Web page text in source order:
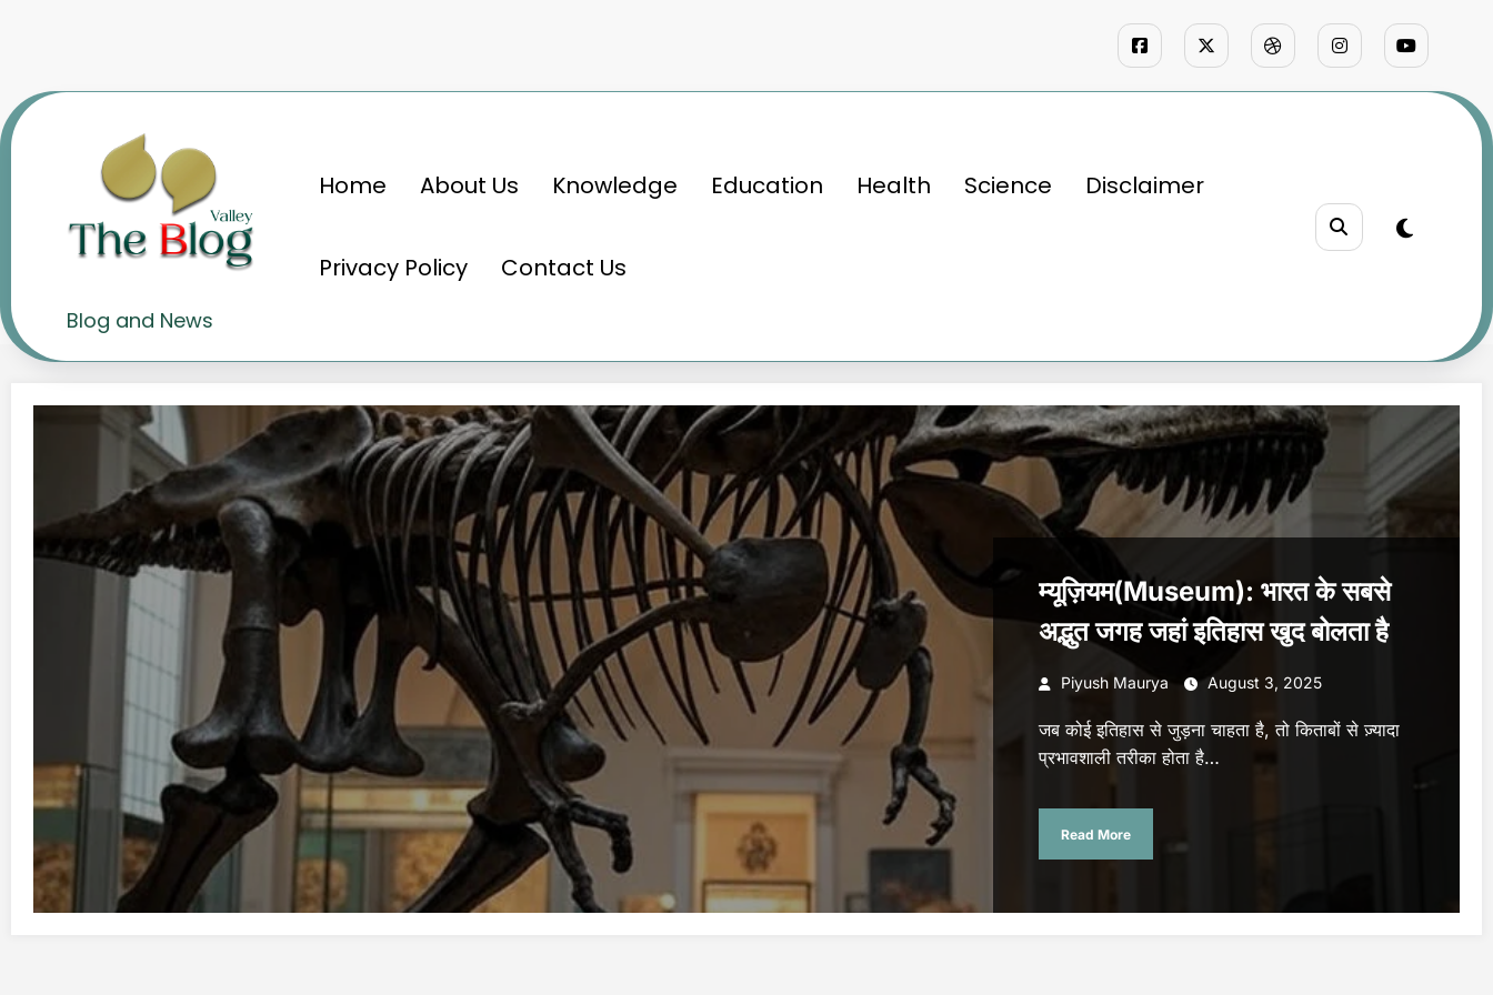
Blog and News
Home About Us Knowledge Education Health Science Disclaimer
Privacy Policy Contact Us
Home नेशनल म्यूज़ियम
म्यूज़ियम(Museum): भारत के सबसे
अद्भुत जगह जहां इतिहास खुद बोलता है
Piyush Maurya August 3, 2025
जब कोई इतिहास से जुड़ना चाहता है, तो किताबों से ज़्यादा
प्रभावशाली तरीका होता है…
Read More